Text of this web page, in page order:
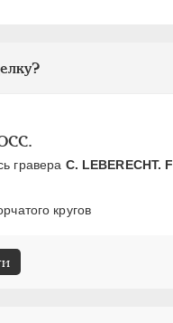
гравера С. LEBERECHT. F
кругов